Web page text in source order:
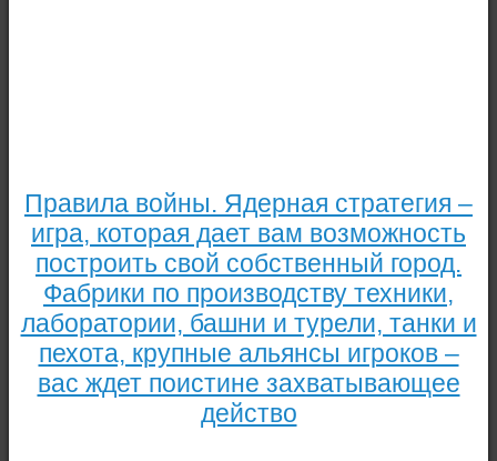
Правила войны. Ядерная стратегия –
игра, которая дает вам возможность
построить свой собственный город.
Фабрики по производству техники,
лаборатории, башни и турели, танки и
пехота, крупные альянсы игроков –
вас ждет поистине захватывающее
действо